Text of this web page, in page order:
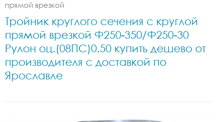
прямой врезкой
Тройник круглого сечения с круглой
прямой врезкой Ф250-350/Ф250-30
Рулон оц.(08ПС)0.50 купить дешево от
производителя с доставкой по
Ярославле